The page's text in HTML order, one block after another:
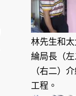
林先生和
綸局長（
（右二）
工程。